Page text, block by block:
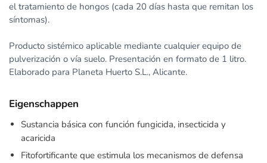
el tratamiento de hongos (cada 20 días hasta que remitan los
síntomas).
Producto sistémico aplicable mediante cualquier equipo de
pulverización o vía suelo. Presentación en formato de 1 litro.
Elaborado para Planeta Huerto S.L., Alicante.
Eigenschappen
Sustancia básica con función fungicida, insecticida y
acaricida
Fitofortificante que estimula los mecanismos de defensa